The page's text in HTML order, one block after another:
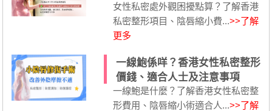
女性私密處外觀困擾點算？了解香港
私密整形項目、陰唇縮小費...>>了解
更多
一線鮑係咩？香港女性私密整形
價錢、適合人士及注意事項
一線鮑是什麼？了解香港女性私密整
形費用、陰唇縮小術適合人...>>了解